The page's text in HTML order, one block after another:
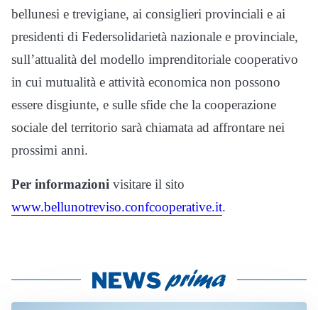
bellunesi e trevigiane, ai consiglieri provinciali e ai
presidenti di Federsolidarietà nazionale e provinciale,
sull’attualità del modello imprenditoriale cooperativo
in cui mutualità e attività economica non possono
essere disgiunte, e sulle sfide che la cooperazione
sociale del territorio sarà chiamata ad affrontare nei
prossimi anni.
Per informazioni visitare il sito
www.bellunotreviso.confcooperative.it.